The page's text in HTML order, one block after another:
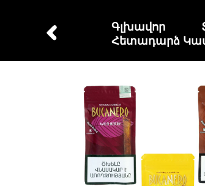
Գլխավոր
Հետադարձ